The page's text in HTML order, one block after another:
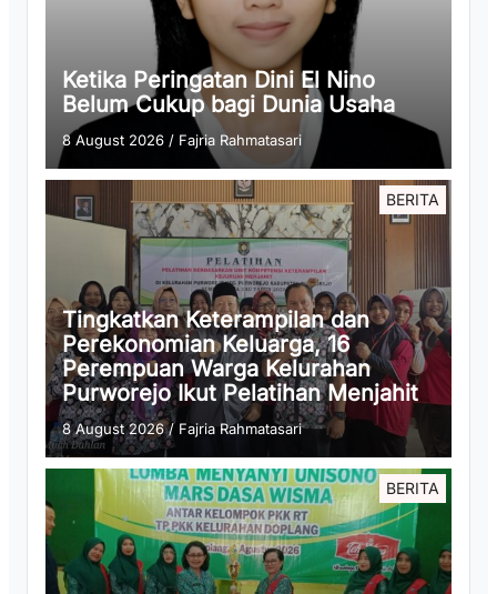
Ketika Peringatan Dini El Nino
Belum Cukup bagi Dunia Usaha
8 August 2026 / Fajria Rahmatasari
BERITA
Tingkatkan Keterampilan dan
Perekonomian Keluarga, 16
Perempuan Warga Kelurahan
Purworejo Ikut Pelatihan Menjahit
8 August 2026/ Fajria Rahmatasari
BERITA